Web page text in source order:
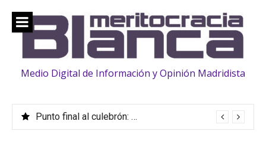
contenido
Medio Digital de Información y Opinión Madridista
Punto final al culebrón: Vinicius, renovado hasta 2032